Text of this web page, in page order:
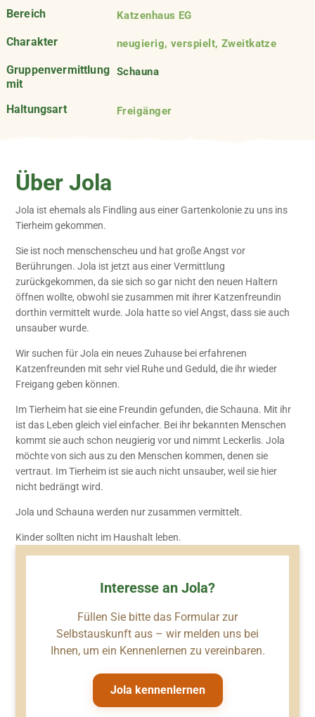
Bereich Katzenhaus EG
Charakter neugierig, verspielt, Zweitkatze
Gruppenvermittlung
mit
Schauna
Haltungsart Freigänger
Über Jola
Jola ist ehemals als Findling aus einer Gartenkolonie zu uns ins
Tierheim gekommen.
Sie ist noch menschenscheu und hat große Angst vor
Berührungen. Jola ist jetzt aus einer Vermittlung
zurückgekommen, da sie sich so gar nicht den neuen Haltern
öffnen wollte, obwohl sie zusammen mit ihrer Katzenfreundin
dorthin vermittelt wurde. Jola hatte so viel Angst, dass sie auch
unsauber wurde.
Wir suchen für Jola ein neues Zuhause bei erfahrenen
Katzenfreunden mit sehr viel Ruhe und Geduld, die ihr wieder
Freigang geben können.
Im Tierheim hat sie eine Freundin gefunden, die Schauna. Mit ihr
ist das Leben gleich viel einfacher. Bei ihr bekannten Menschen
kommt sie auch schon neugierig vor und nimmt Leckerlis. Jola
möchte von sich aus zu den Menschen kommen, denen sie
vertraut. Im Tierheim ist sie auch nicht unsauber, weil sie hier
nicht bedrängt wird.
Jola und Schauna werden nur zusammen vermittelt.
Kinder sollten nicht im Haushalt leben.
Interesse an Jola?
Füllen Sie bitte das Formular zur
Selbstauskunft aus – wir melden uns bei
Ihnen, um ein Kennenlernen zu vereinbaren.
Jola kennenlernen